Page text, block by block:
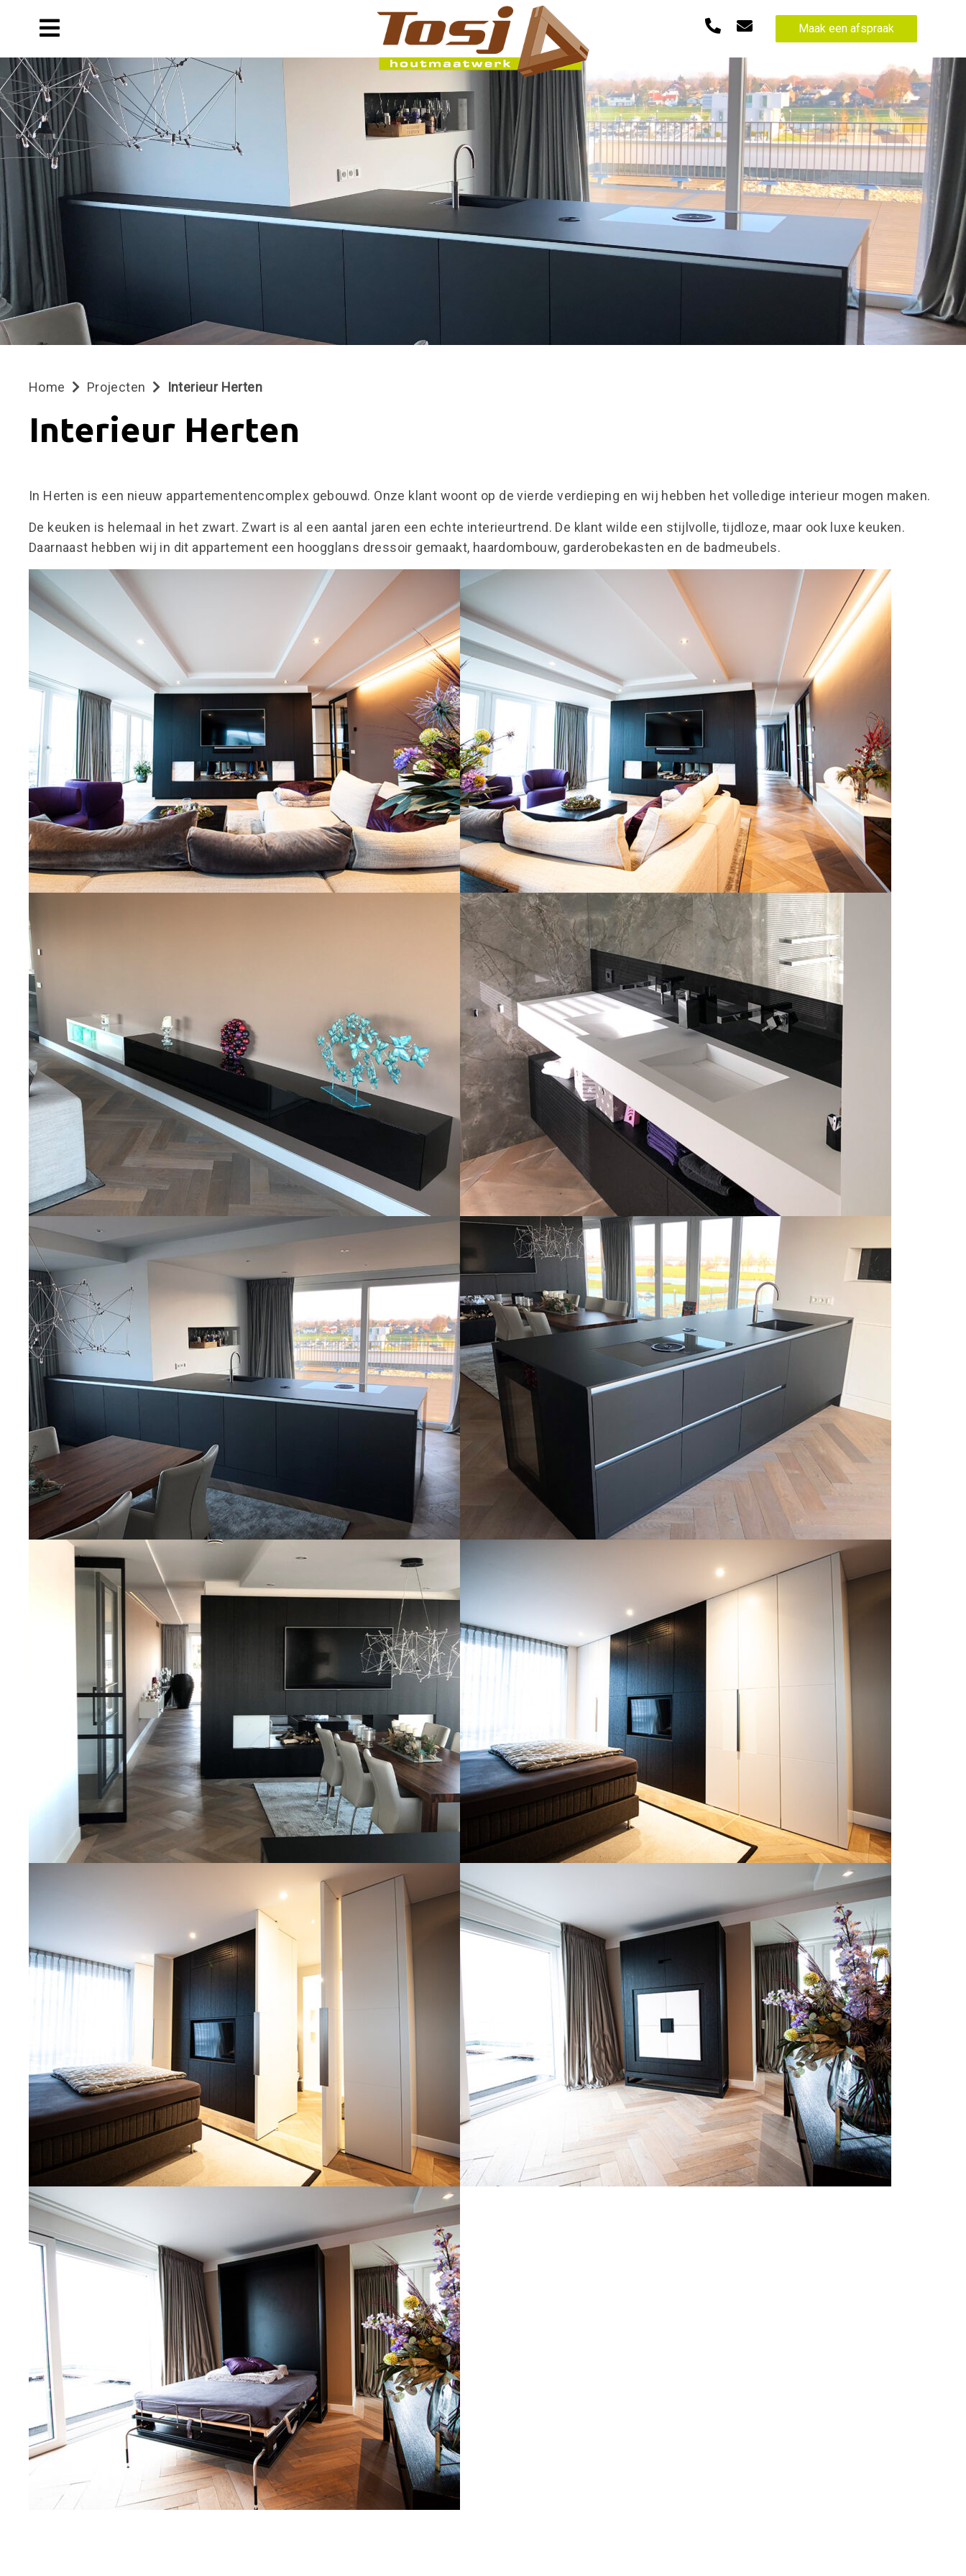
BEDRIJFSINTERIEUR
WERKWIJZE
PROJECTEN
ONS
CONTACT
Maak een afspraak
Home Projecten Interieur Herten
Interieur Herten
In Herten is een nieuw appartementencomplex gebouwd. Onze klant woont op de vierde verdieping en wij hebben het volledige interieur mogen maken.
De keuken is helemaal in het zwart. Zwart is al een aantal jaren een echte interieurtrend. De klant wilde een stijlvolle, tijdloze, maar ook luxe keuken.
Daarnaast hebben wij in dit appartement een hoogglans dressoir gemaakt, haardombouw, garderobekasten en de badmeubels.